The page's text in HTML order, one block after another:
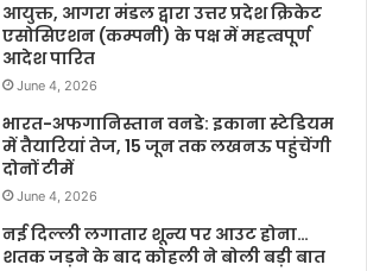
आयुक्त, आगरा मंडल द्वारा उत्तर प्रदेश क्रिकेट
एसोसिएशन (कम्पनी) के पक्ष में महत्वपूर्ण
आदेश पारित
June 4, 2026
भारत-अफगानिस्तान वनडे: इकाना स्टेडियम
में तैयारियां तेज, 15 जून तक लखनऊ पहुंचेंगी
दोनों टीमें
June 4, 2026
नई दिल्ली लगातार शून्य पर आउट होना…
शतक जड़ने के बाद कोहली ने बोली बड़ी बात